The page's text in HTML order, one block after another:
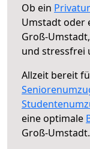
Ob ein
Umstadt oder
Groß-Umstadt,
und stressfrei
Allzeit bereit
eine optimale
Groß-Umstadt.